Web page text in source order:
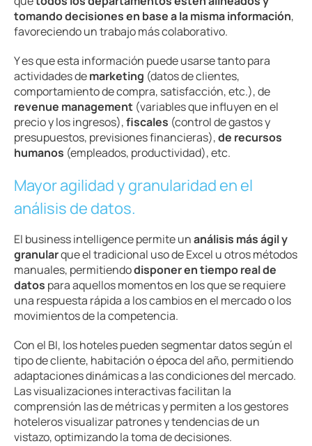
tomando decisiones en base a la misma información,
favoreciendo un trabajo más colaborativo.
Y es que esta información puede usarse tanto para
actividades demarketing (datos de clientes,
comportamiento de compra, satisfacción, etc.), de
revenue management (variables que influyen en el
precio y los ingresos),fiscales (control de gastos y
presupuestos, previsiones financieras),de recursos
humanos (empleados, productividad), etc.
Mayor agilidad y granularidad en el
análisis de datos.
El business intelligence permite unanálisis más ágil y
granularque el tradicional uso de Excel u otros métodos
manuales, permitiendodisponer en tiempo real de
datos para aquellos momentos en los que se requiere
una respuesta rápida a los cambios en el mercado o los
movimientos de la competencia.
Con el BI, los hoteles pueden segmentar datos según el
tipo de cliente, habitación o época del año, permitiendo
adaptaciones dinámicas a las condiciones del mercado.
Las visualizaciones interactivas facilitan la
comprensión las de métricas y permiten a los gestores
hoteleros visualizar patrones y tendencias de un
vistazo, optimizando la toma de decisiones.